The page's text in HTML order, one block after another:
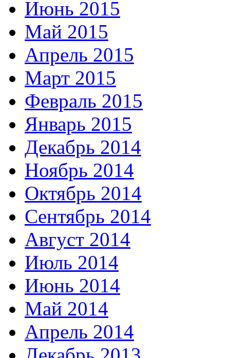
Июнь 2015
Май 2015
Апрель 2015
Март 2015
Февраль 2015
Январь 2015
Декабрь 2014
Ноябрь 2014
Октябрь 2014
Сентябрь 2014
Август 2014
Июль 2014
Июнь 2014
Май 2014
Апрель 2014